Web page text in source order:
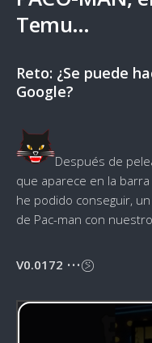
Temu…
Reto: ¿Se puede
Google?
Después de
que aparece en la
he podido conseguir,
de Pac-man con
V0.0172 ••• ⍩⃝